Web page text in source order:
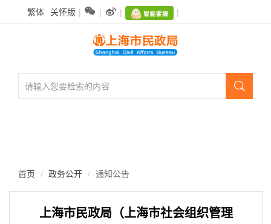
繁体 |
关怀版 |  |  |

首页 政务公开 通知公告
上海市民政局（上海市社会组织管理